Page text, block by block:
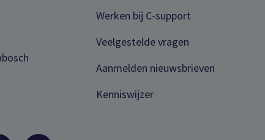
Werken bij C-support
Veelgestelde vragen
Aanmelden nieuwsbrieven
Kenniswijzer